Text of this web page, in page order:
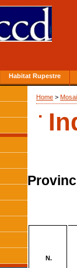
Habitat Rupestre
Home >
.
N.